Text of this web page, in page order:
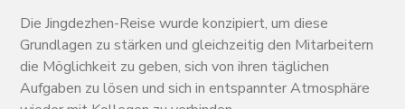
Die Jingdezhen-Reise wurde konzipiert, um diese
Grundlagen zu stärken und gleichzeitig den Mitarbeitern
die Möglichkeit zu geben, sich von ihren täglichen
Aufgaben zu lösen und sich in entspannter Atmosphäre